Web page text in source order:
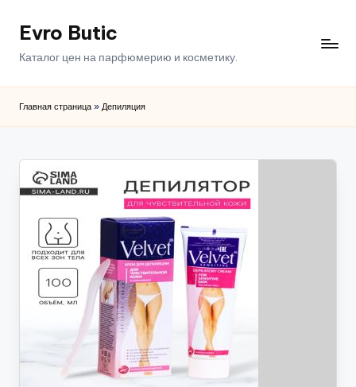
ПерейтиEvro Butic
Каталог цен на парфюмерию и косметику.
Главная страница » Депиляция